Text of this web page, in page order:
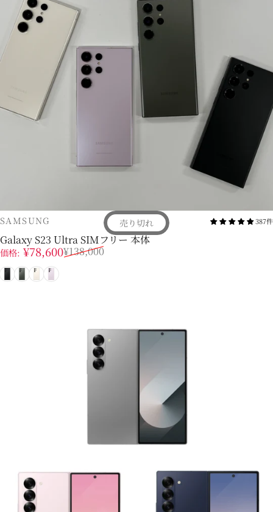
売り切れ
販売業者
SAMSUNG 387件
Galaxy S23 Ultra SIMフリー 本体
販売価格
価格: ¥78,600
通常価格 ¥138,000
ブラック
グリーン
クリーム
ラベンダー